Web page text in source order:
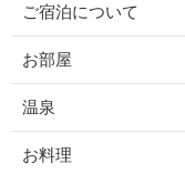
ご宿泊について
お部屋
温泉
お料理